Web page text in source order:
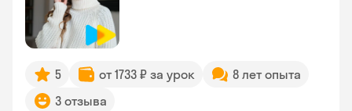
5 от 1733 ₽ за урок
8 лет опыта
3 отзыва